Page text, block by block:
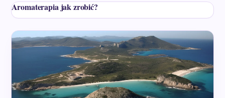
Aromaterapia jak zrobić?